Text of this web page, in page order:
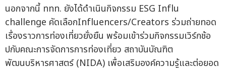
นอกจากนี้ ททท. ยังได้ดำเนินกิจกรรม ESG Influ
challenge คัดเลือกInfluencers/Creators ร่วมถ่ายทอด
เรื่องราวการท่องเที่ยวยั่งยืน พร้อมเข้าร่วมกิจกรรมเวิร์กช้อ
ปกับคณะการจัดการการท่องเที่ยว สถาบันบัณฑิต
พัฒนบริหารศาสตร์ (NIDA) เพื่อเสริมองค์ความรู้และต่อยอด